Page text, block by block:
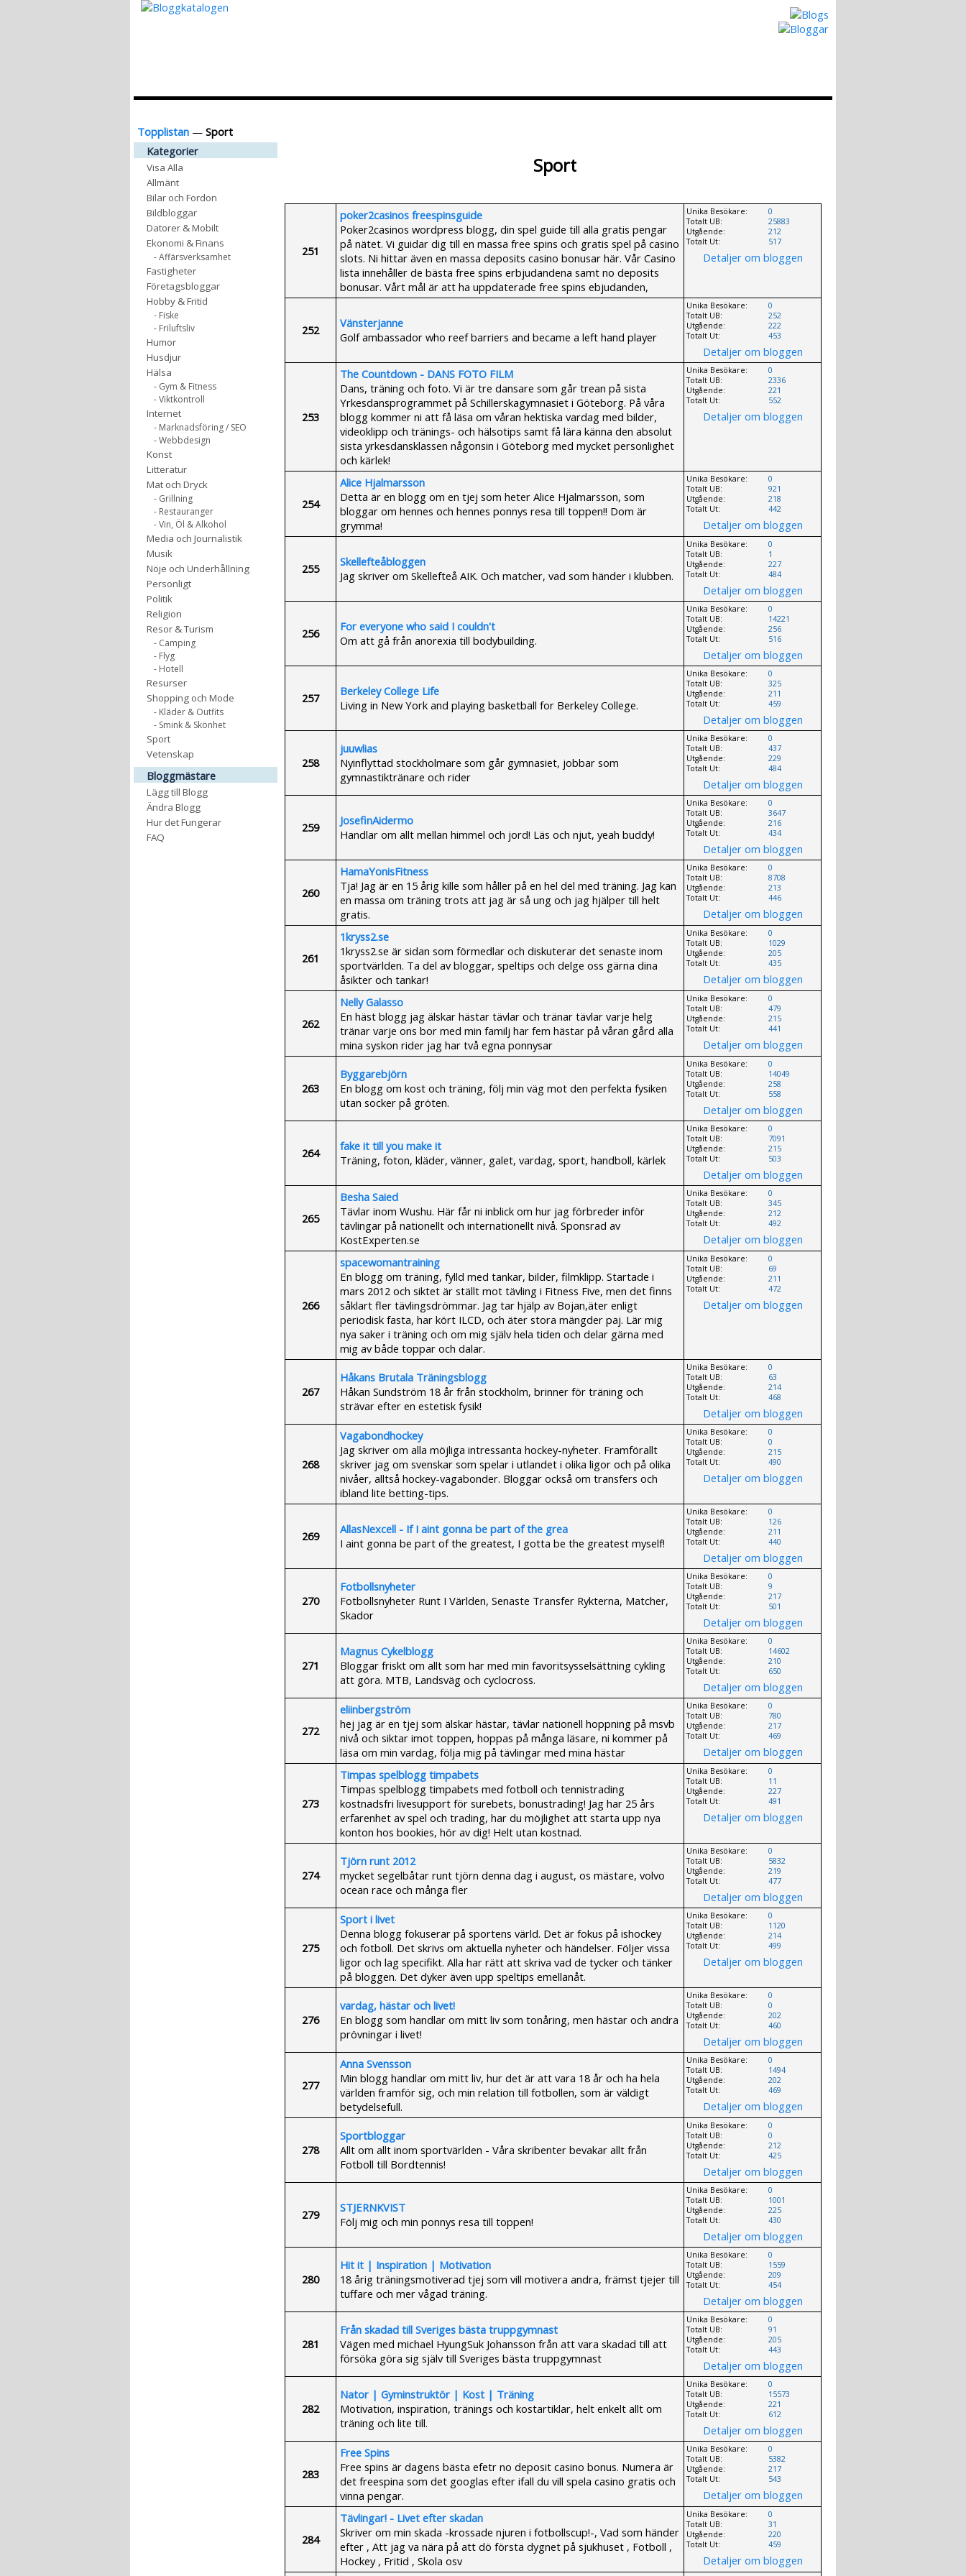
Topplistan — Sport
Kategorier
Visa Alla
Allmänt
Bilar och Fordon
Bildbloggar
Datorer & Mobilt
Ekonomi & Finans
- Affärsverksamhet
Fastigheter
Företagsbloggar
Hobby & Fritid
- Fiske
- Friluftsliv
Humor
Husdjur
Hälsa
- Gym & Fitness
- Viktkontroll
Internet
- Marknadsföring / SEO
- Webbdesign
Konst
Litteratur
Mat och Dryck
- Grillning
- Restauranger
- Vin, Öl & Alkohol
Media och Journalistik
Musik
Nöje och Underhållning
Personligt
Politik
Religion
Resor & Turism
- Camping
- Flyg
- Hotell
Resurser
Shopping och Mode
- Kläder & Outfits
- Smink & Skönhet
Sport
Vetenskap
Bloggmästare
Lägg till Blogg
Ändra Blogg
Hur det Fungerar
FAQ
Sport
251
poker2casinos freespinsguide
Poker2casinos wordpress blogg, din spel guide till alla gratis pengar
på nätet. Vi guidar dig till en massa free spins och gratis spel på casino
slots. Ni hittar även en massa deposits casino bonusar här. Vår Casino
lista innehåller de bästa free spins erbjudandena samt no deposits
bonusar. Vårt mål är att ha uppdaterade free spins ebjudanden,
Unika Besökare:
Totalt UB:
Utgående:
Totalt Ut:
0
25883
212
517
Detaljer om bloggen
252
Vänsterjanne
Golf ambassador who reef barriers and became a left hand player
Unika Besökare:
Totalt UB:
Utgående:
Totalt Ut:
0
252
222
453
Detaljer om bloggen
253
The Countdown - DANS FOTO FILM
Dans, träning och foto. Vi är tre dansare som går trean på sista
Yrkesdansprogrammet på Schillerskagymnasiet i Göteborg. På våra
blogg kommer ni att få läsa om våran hektiska vardag med bilder,
videoklipp och tränings- och hälsotips samt få lära känna den absolut
sista yrkesdansklassen någonsin i Göteborg med mycket personlighet
och kärlek!
Unika Besökare:
Totalt UB:
Utgående:
Totalt Ut:
0
2336
221
552
Detaljer om bloggen
254
Alice Hjalmarsson
Detta är en blogg om en tjej som heter Alice Hjalmarsson, som
bloggar om hennes och hennes ponnys resa till toppen!! Dom är
grymma!
Unika Besökare:
Totalt UB:
Utgående:
Totalt Ut:
0
921
218
442
Detaljer om bloggen
255
Skellefteåbloggen
Jag skriver om Skellefteå AIK. Och matcher, vad som händer i klubben.
Unika Besökare:
Totalt UB:
Utgående:
Totalt Ut:
0
1
227
484
Detaljer om bloggen
256
For everyone who said I couldn't
Om att gå från anorexia till bodybuilding.
Unika Besökare:
Totalt UB:
Utgående:
Totalt Ut:
0
14221
256
516
Detaljer om bloggen
257
Berkeley College Life
Living in New York and playing basketball for Berkeley College.
Unika Besökare:
Totalt UB:
Utgående:
Totalt Ut:
0
325
211
459
Detaljer om bloggen
258
juuwlias
Nyinflyttad stockholmare som går gymnasiet, jobbar som
gymnastiktränare och rider
Unika Besökare:
Totalt UB:
Utgående:
Totalt Ut:
0
437
229
484
Detaljer om bloggen
259
JosefinAidermo
Handlar om allt mellan himmel och jord! Läs och njut, yeah buddy!
Unika Besökare:
Totalt UB:
Utgående:
Totalt Ut:
0
3647
216
434
Detaljer om bloggen
260
HamaYonisFitness
Tja! Jag är en 15 årig kille som håller på en hel del med träning. Jag kan
en massa om träning trots att jag är så ung och jag hjälper till helt
gratis.
Unika Besökare:
Totalt UB:
Utgående:
Totalt Ut:
0
8708
213
446
Detaljer om bloggen
261
1kryss2.se
1kryss2.se är sidan som förmedlar och diskuterar det senaste inom
sportvärlden. Ta del av bloggar, speltips och delge oss gärna dina
åsikter och tankar!
Unika Besökare:
Totalt UB:
Utgående:
Totalt Ut:
0
1029
205
435
Detaljer om bloggen
262
Nelly Galasso
En häst blogg jag älskar hästar tävlar och tränar tävlar varje helg
tränar varje ons bor med min familj har fem hästar på våran gård alla
mina syskon rider jag har två egna ponnysar
Unika Besökare:
Totalt UB:
Utgående:
Totalt Ut:
0
479
215
441
Detaljer om bloggen
263
Byggarebjörn
En blogg om kost och träning, följ min väg mot den perfekta fysiken
utan socker på gröten.
Unika Besökare:
Totalt UB:
Utgående:
Totalt Ut:
0
14049
258
558
Detaljer om bloggen
264
fake it till you make it
Träning, foton, kläder, vänner, galet, vardag, sport, handboll, kärlek
Unika Besökare:
Totalt UB:
Utgående:
Totalt Ut:
0
7091
215
503
Detaljer om bloggen
265
Besha Saied
Tävlar inom Wushu. Här får ni inblick om hur jag förbreder inför
tävlingar på nationellt och internationellt nivå. Sponsrad av
KostExperten.se
Unika Besökare:
Totalt UB:
Utgående:
Totalt Ut:
0
345
212
492
Detaljer om bloggen
266
spacewomantraining
En blogg om träning, fylld med tankar, bilder, filmklipp. Startade i
mars 2012 och siktet är ställt mot tävling i Fitness Five, men det finns
såklart fler tävlingsdrömmar. Jag tar hjälp av Bojan,äter enligt
periodisk fasta, har kört ILCD, och äter stora mängder paj. Lär mig
nya saker i träning och om mig själv hela tiden och delar gärna med
mig av både toppar och dalar.
Unika Besökare:
Totalt UB:
Utgående:
Totalt Ut:
0
69
211
472
Detaljer om bloggen
267
Håkans Brutala Träningsblogg
Håkan Sundström 18 år från stockholm, brinner för träning och
strävar efter en estetisk fysik!
Unika Besökare:
Totalt UB:
Utgående:
Totalt Ut:
0
63
214
468
Detaljer om bloggen
268
Vagabondhockey
Jag skriver om alla möjliga intressanta hockey-nyheter. Framförallt
skriver jag om svenskar som spelar i utlandet i olika ligor och på olika
nivåer, alltså hockey-vagabonder. Bloggar också om transfers och
ibland lite betting-tips.
Unika Besökare:
Totalt UB:
Utgående:
Totalt Ut:
0
0
215
490
Detaljer om bloggen
269
AllasNexcell - If I aint gonna be part of the grea
I aint gonna be part of the greatest, I gotta be the greatest myself!
Unika Besökare:
Totalt UB:
Utgående:
Totalt Ut:
0
126
211
440
Detaljer om bloggen
270
Fotbollsnyheter
Fotbollsnyheter Runt I Världen, Senaste Transfer Rykterna, Matcher,
Skador
Unika Besökare:
Totalt UB:
Utgående:
Totalt Ut:
0
9
217
501
Detaljer om bloggen
271
Magnus Cykelblogg
Bloggar friskt om allt som har med min favoritsysselsättning cykling
att göra. MTB, Landsväg och cyclocross.
Unika Besökare:
Totalt UB:
Utgående:
Totalt Ut:
0
14602
210
650
Detaljer om bloggen
272
eliinbergström
hej jag är en tjej som älskar hästar, tävlar nationell hoppning på msvb
nivå och siktar imot toppen, hoppas på många läsare, ni kommer på
läsa om min vardag, följa mig på tävlingar med mina hästar
Unika Besökare:
Totalt UB:
Utgående:
Totalt Ut:
0
780
217
469
Detaljer om bloggen
273
Timpas spelblogg timpabets
Timpas spelblogg timpabets med fotboll och tennistrading
kostnadsfri livesupport för surebets, bonustrading! Jag har 25 års
erfarenhet av spel och trading, har du möjlighet att starta upp nya
konton hos bookies, hör av dig! Helt utan kostnad.
Unika Besökare:
Totalt UB:
Utgående:
Totalt Ut:
0
11
227
491
Detaljer om bloggen
274
Tjörn runt 2012
mycket segelbåtar runt tjörn denna dag i august, os mästare, volvo
ocean race och många fler
Unika Besökare:
Totalt UB:
Utgående:
Totalt Ut:
0
5832
219
477
Detaljer om bloggen
275
Sport i livet
Denna blogg fokuserar på sportens värld. Det är fokus på ishockey
och fotboll. Det skrivs om aktuella nyheter och händelser. Följer vissa
ligor och lag specifikt. Alla har rätt att skriva vad de tycker och tänker
på bloggen. Det dyker även upp speltips emellanåt.
Unika Besökare:
Totalt UB:
Utgående:
Totalt Ut:
0
1120
214
499
Detaljer om bloggen
276
vardag, hästar och livet!
En blogg som handlar om mitt liv som tonåring, men hästar och andra
prövningar i livet!
Unika Besökare:
Totalt UB:
Utgående:
Totalt Ut:
0
0
202
460
Detaljer om bloggen
277
Anna Svensson
Min blogg handlar om mitt liv, hur det är att vara 18 år och ha hela
världen framför sig, och min relation till fotbollen, som är väldigt
betydelsefull.
Unika Besökare:
Totalt UB:
Utgående:
Totalt Ut:
0
1494
202
469
Detaljer om bloggen
278
Sportbloggar
Allt om allt inom sportvärlden - Våra skribenter bevakar allt från
Fotboll till Bordtennis!
Unika Besökare:
Totalt UB:
Utgående:
Totalt Ut:
0
0
212
425
Detaljer om bloggen
279
STJERNKVIST
Följ mig och min ponnys resa till toppen!
Unika Besökare:
Totalt UB:
Utgående:
Totalt Ut:
0
1001
225
430
Detaljer om bloggen
280
Hit it | Inspiration | Motivation
18 årig träningsmotiverad tjej som vill motivera andra, främst tjejer till
tuffare och mer vågad träning.
Unika Besökare:
Totalt UB:
Utgående:
Totalt Ut:
0
1559
209
454
Detaljer om bloggen
281
Från skadad till Sveriges bästa truppgymnast
Vägen med michael HyungSuk Johansson från att vara skadad till att
försöka göra sig själv till Sveriges bästa truppgymnast
Unika Besökare:
Totalt UB:
Utgående:
Totalt Ut:
0
91
205
443
Detaljer om bloggen
282
Nator | Gyminstruktör | Kost | Träning
Motivation, inspiration, tränings och kostartiklar, helt enkelt allt om
träning och lite till.
Unika Besökare:
Totalt UB:
Utgående:
Totalt Ut:
0
15573
221
612
Detaljer om bloggen
283
Free Spins
Free spins är dagens bästa efetr no deposit casino bonus. Numera är
det freespina som det googlas efter ifall du vill spela casino gratis och
vinna pengar.
Unika Besökare:
Totalt UB:
Utgående:
Totalt Ut:
0
5382
217
543
Detaljer om bloggen
284
Tävlingar! - Livet efter skadan
Skriver om min skada -krossade njuren i fotbollscup!-, Vad som händer
efter , Att jag va nära på att dö första dygnet på sjukhuset , Fotboll ,
Hockey , Fritid , Skola osv
Unika Besökare:
Totalt UB:
Utgående:
Totalt Ut:
0
31
220
459
Detaljer om bloggen